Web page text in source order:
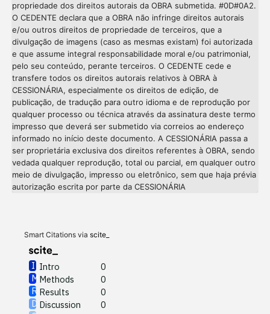
propriedade dos direitos autorais da OBRA submetida. #0D#0A2.
O CEDENTE declara que a OBRA não infringe direitos autorais
e/ou outros direitos de propriedade de terceiros, que a
divulgação de imagens (caso as mesmas existam) foi autorizada
e que assume integral responsabilidade moral e/ou patrimonial,
pelo seu conteúdo, perante terceiros. O CEDENTE cede e
transfere todos os direitos autorais relativos à OBRA à
CESSIONÁRIA, especialmente os direitos de edição, de
publicação, de tradução para outro idioma e de reprodução por
qualquer processo ou técnica através da assinatura deste termo
impresso que deverá ser submetido via correios ao endereço
informado no início deste documento. A CESSIONÁRIA passa a
ser proprietária exclusiva dos direitos referentes à OBRA, sendo
vedada qualquer reprodução, total ou parcial, em qualquer outro
meio de divulgação, impresso ou eletrônico, sem que haja prévia
autorização escrita por parte da CESSIONÁRIA
Smart Citations via scite_
Intro
0
Methods
0
Results
0
Discussion
0
Intro